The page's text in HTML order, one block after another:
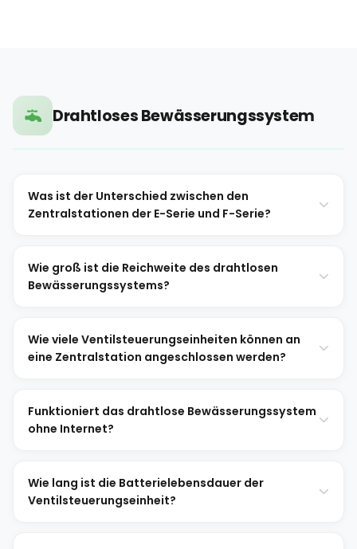
Drahtloses Bewässerungssystem
Was ist der Unterschied zwischen den
Zentralstationen der E-Serie und F-Serie?
Wie groß ist die Reichweite des drahtlosen
Bewässerungssystems?
Wie viele Ventilsteuerungseinheiten können an
eine Zentralstation angeschlossen werden?
Funktioniert das drahtlose Bewässerungssystem
ohne Internet?
Wie lang ist die Batterielebensdauer der
Ventilsteuerungseinheit?